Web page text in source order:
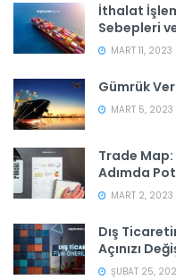
İthalat
Sebepleri
MART 11, 2023
Gümrük
MART 5, 2023
Trade
Adımda
MART 2, 2023
Dış
Açınızı
ŞUBAT 25,